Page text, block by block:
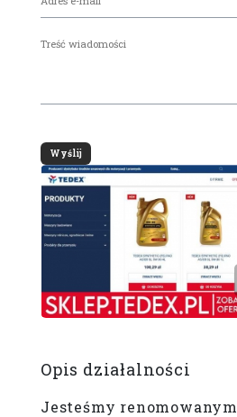
Opis działalności
Jesteśmy renomowanym